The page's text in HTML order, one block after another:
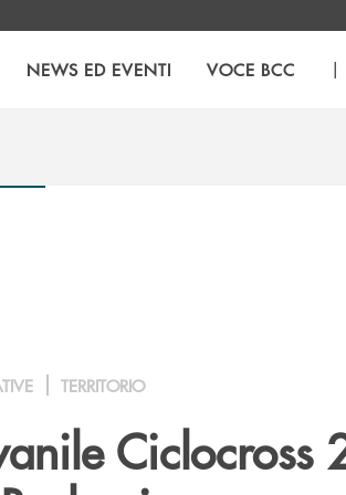
NEWS ED EVENTI VOCE BCC |
TERRITORIO
Ciclocross